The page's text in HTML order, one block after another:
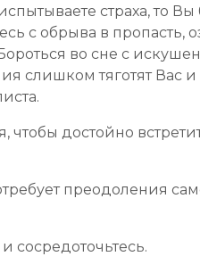
страха, то Вы
с обрыва в пропасть,
во сне с
слишком тяготят Вас
чтобы достойно
преодоления
сосредоточьтесь.